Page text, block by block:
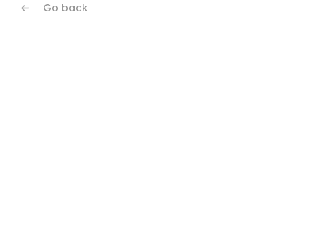
Go back